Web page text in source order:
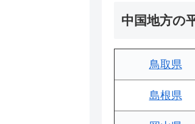
中国地方の
鳥取県
島根県